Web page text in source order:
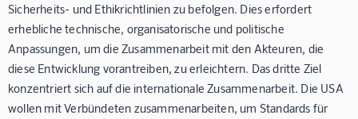
Sicherheits- und Ethikrichtlinien zu befolgen. Dies erfordert
erhebliche technische, organisatorische und politische
Anpassungen, um die Zusammenarbeit mit den Akteuren, die
diese Entwicklung vorantreiben, zu erleichtern. Das dritte Ziel
konzentriert sich auf die internationale Zusammenarbeit. Die USA
wollen mit Verbündeten zusammenarbeiten, um Standards für